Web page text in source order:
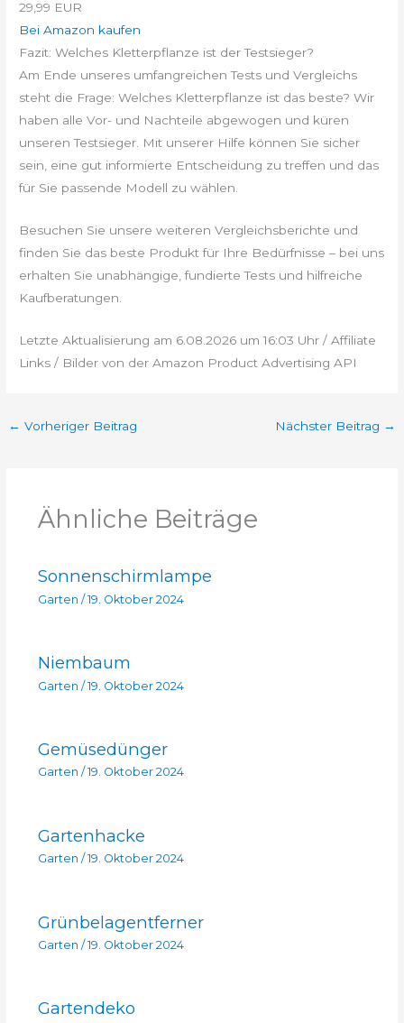
29,99 EUR
Bei Amazon kaufen
Fazit: Welches Kletterpflanze ist der Testsieger?
Am Ende unseres umfangreichen Tests und Vergleichs
steht die Frage: Welches Kletterpflanze ist das beste? Wir
haben alle Vor- und Nachteile abgewogen und küren
unseren Testsieger. Mit unserer Hilfe können Sie sicher
sein, eine gut informierte Entscheidung zu treffen und das
für Sie passende Modell zu wählen.
Besuchen Sie unsere weiteren Vergleichsberichte und
finden Sie das beste Produkt für Ihre Bedürfnisse – bei uns
erhalten Sie unabhängige, fundierte Tests und hilfreiche
Kaufberatungen.
Letzte Aktualisierung am 6.08.2026 um 16:03 Uhr / Affiliate
Links / Bilder von der Amazon Product Advertising API
← Vorheriger Beitrag Nächster Beitrag →
Ähnliche Beiträge
Sonnenschirmlampe
Garten /19. Oktober 2024
Niembaum
Garten /19. Oktober 2024
Gemüsedünger
Garten / 19. Oktober 2024
Gartenhacke
Garten / 19. Oktober 2024
Grünbelagentferner
Garten / 19. Oktober 2024
Gartendeko